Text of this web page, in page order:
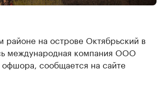
на острове Октябрьский в
международная компания ООО
сообщается на сайте